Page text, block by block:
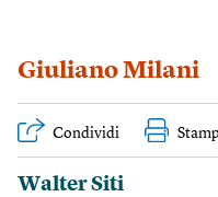
Giuliano Milani
Condividi
Walter Siti